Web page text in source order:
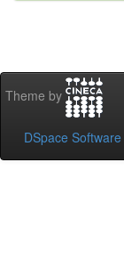
Theme by
DSpace Software